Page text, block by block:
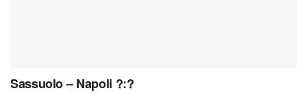
Sassuolo – Napoli ?:?